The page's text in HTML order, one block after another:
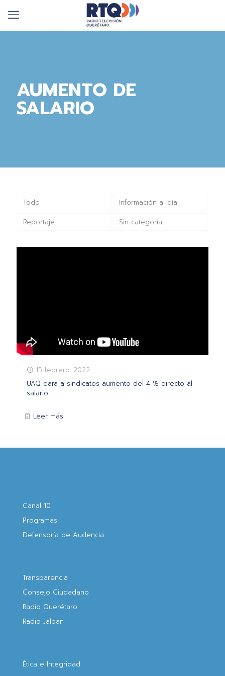
AUMENTO DE
SALARIO
Todo Información al día
Reportaje Sin categoría
15 febrero, 2022
UAQ dará a sindicatos aumento del 4 % directo al
salario.
Leer más
Canal 10
Programas
Defensoría de Audencia
Transparencia
Consejo Ciudadano
Radio Querétaro
Radio Jalpan
Ética e Integridad